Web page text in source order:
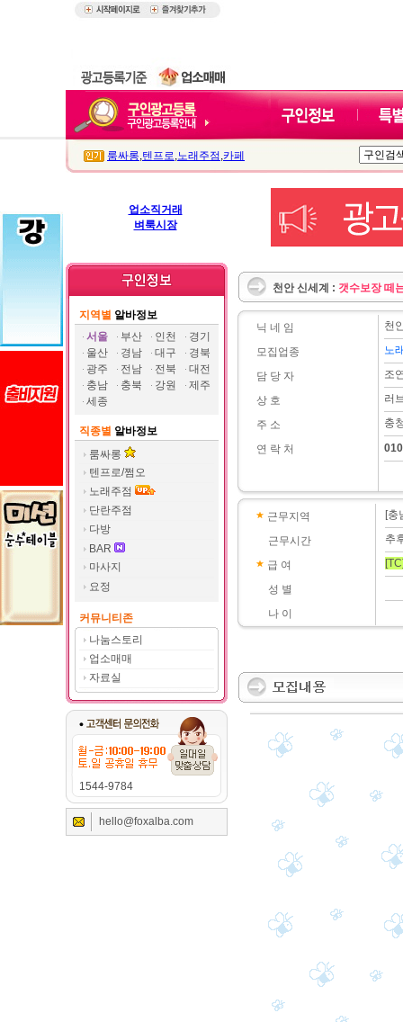
룸싸롱,텐프로,노래주점 ,카페
업소직거래
벼룩시장
지역별 알바정보
서울
부산 인천
경기
울산
경남 대구
경북
광주
전남 전북
대전
충남
충북 강원
제주
세종
직종별 알바정보
룸싸롱
텐프로/쩜오
노래주점
단란주점
다방
BAR
마사지
요정
커뮤니티존
나눔스토리
업소매매
자료실
1544-9784
hello@foxalba.com
천안 신세계 : 갯수보장 떼
닉 네 임
모집업종
담 당 자
상 호
주 소
연 락 처
천
노
조
러
충
근무지역
근무시간
급 여
성 별
나 이
[충
추